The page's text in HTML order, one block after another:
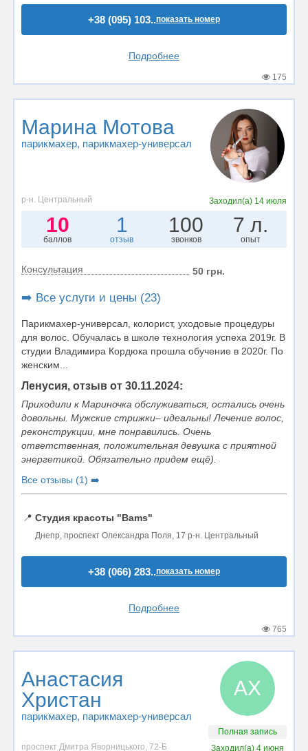
+38 (095) 103..показать номер
Подробнее
175
Марина Мотова
парикмахер, парикмахер-универсал
р-н. Центральный Заходил(а) 14 июля
10
баллов
1
отзыв
100
звонков
7 л.
опыт
Консультация 50 грн.
➡️ Все услуги и цены (23)
Парикмахер-универсал, колорист, уходовые процедуры
для волос. Обучалась в школе технология успеха 2019г. В
студии Владимира Кордюка прошла обучение в 2020г. По
женским...
Ленусия, отзыв от 30.11.2024:
Приходили к Мариночка обслуживаться, остались очень
довольны. Мужские стрижки– идеальны! Лечение волос,
реконструкции, мне понравились. Очень
ответственная, положительная девушка с приятной
энергетикой. Обязательно придем ещё).
Все отзывы (1) ➡️
📍 Студия красоты "Bams"
Днепр, проспект Олександра Поля, 17 р-н. Центральный
+38 (066) 283..показать номер
Подробнее
765
Анастасия
Христан
парикмахер, парикмахер-универсал
АХ
Полная запись
проспект Дмитра Яворницького, 72-Б
Заходил(а)4 июня